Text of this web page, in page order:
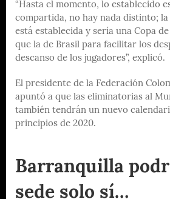
“Hasta el momento, lo establecido
compartida, no hay nada distinto;
está establecida y sería una Copa
que la de Brasil para facilitar los
descanso de los jugadores”, explicó.
El presidente de la Federación
apuntó a que las eliminatorias al
también tendrán un nuevo
principios de 2020.
Barranquilla
sede solo sí…